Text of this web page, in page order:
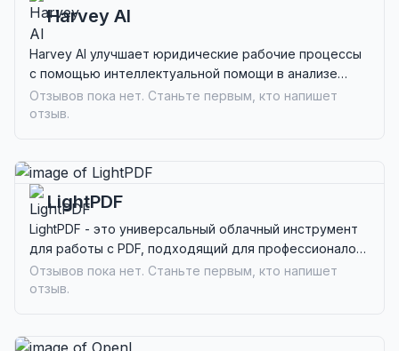
Harvey AI
Harvey AI улучшает юридические рабочие процессы
с помощью интеллектуальной помощи в анализе
документов, составлении и соблюдении норм.
Идеально подходит для юридических фирм и
Отзывов пока нет. Станьте первым, кто напишет
отзыв.
LightPDF
LightPDF - это универсальный облачный инструмент
для работы с PDF, подходящий для профессионалов
и исследователей, ищущих комплексные
возможности редактирования, конвертации и
Отзывов пока нет. Станьте первым, кто напишет
отзыв.